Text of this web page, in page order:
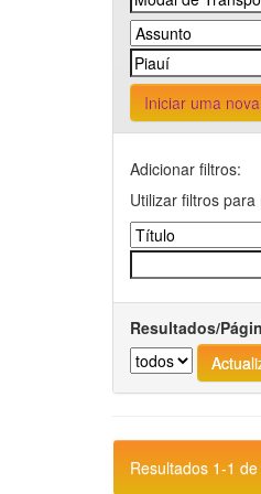
Iniciar uma
Adicionar filtros:
Utilizar filtros
Resultados/
Resultados 1-1 de